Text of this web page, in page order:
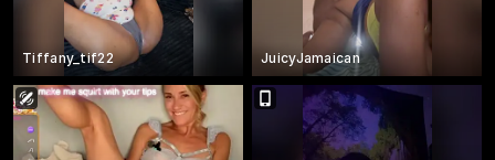
Tiffany_tif22 JuicyJamaican